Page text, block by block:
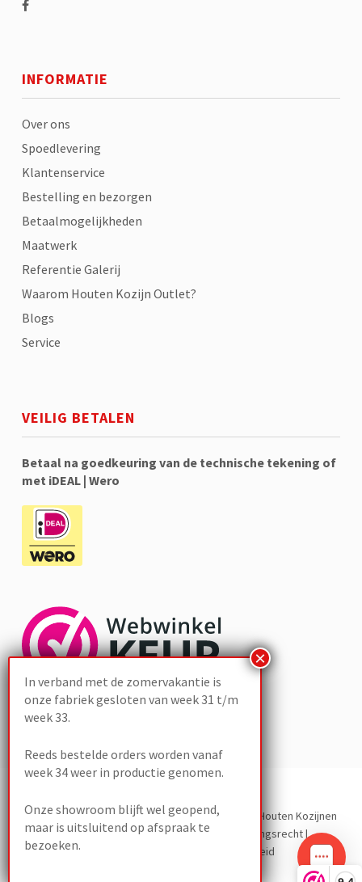
INFORMATIE
Over ons
Spoedlevering
Klantenservice
Bestelling en bezorgen
Betaalmogelijkheden
Maatwerk
Referentie Galerij
Waarom Houten Kozijn Outlet?
Blogs
Service
VEILIG BETALEN
Betaal na goedkeuring van de technische tekening of
met iDEAL | Wero
Development door The Sequel– Copyright 2023 Houten Kozijnen
Outlet -Algemene Voorwaarden| Herroepingsrecht|
Cookiebeleid
In verband met de zomervakantie is
onze fabriek gesloten van week 31 t/m
week 33.
Reeds bestelde orders worden vanaf
week 34 weer in productie genomen.
Onze showroom blijft wel geopend,
maar is uitsluitend op afspraak te
bezoeken.